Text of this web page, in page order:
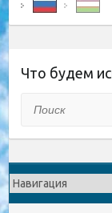
Что будем